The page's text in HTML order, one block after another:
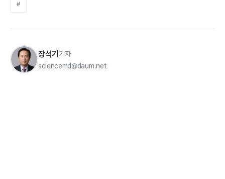
#
장석기 기자
sciencemd@daum.net